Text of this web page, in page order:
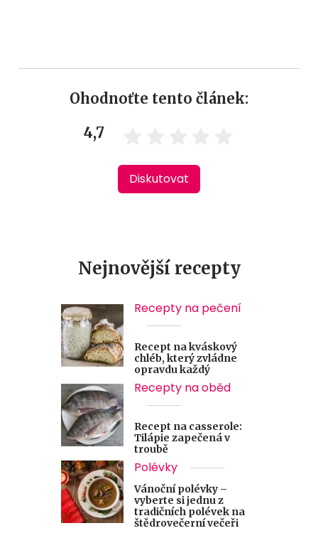
Ohodnoťte tento článek:
4,7
Diskutovat
Nejnovější recepty
Recepty na pečení
Recept na kváskový
chléb, který zvládne
opravdu každý
Recepty na oběd
Recept na casserole:
Tilápie zapečená v
troubě
Polévky
Vánoční polévky –
vyberte si jednu z
tradičních polévek na
štědrovečerní večeři